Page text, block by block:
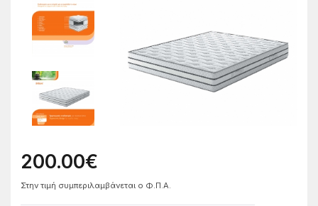
200.00€
Στην τιμή συμπεριλαμβάνεται ο Φ.Π.Α.